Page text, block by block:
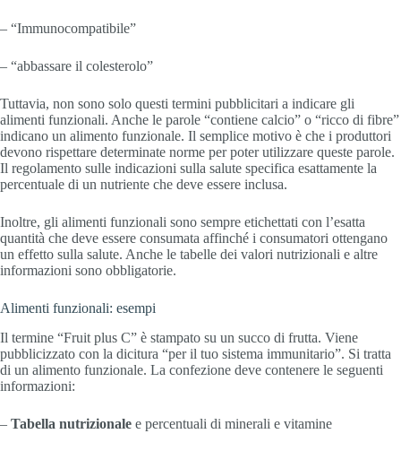
– “Immunocompatibile”
– “abbassare il colesterolo”
Tuttavia, non sono solo questi termini pubblicitari a indicare gli
alimenti funzionali. Anche le parole “contiene calcio” o “ricco di fibre”
indicano un alimento funzionale. Il semplice motivo è che i produttori
devono rispettare determinate norme per poter utilizzare queste parole.
Il regolamento sulle indicazioni sulla salute specifica esattamente la
percentuale di un nutriente che deve essere inclusa.
Inoltre, gli alimenti funzionali sono sempre etichettati con l’esatta
quantità che deve essere consumata affinché i consumatori ottengano
un effetto sulla salute. Anche le tabelle dei valori nutrizionali e altre
informazioni sono obbligatorie.
Alimenti funzionali: esempi
Il termine “Fruit plus C” è stampato su un succo di frutta. Viene
pubblicizzato con la dicitura “per il tuo sistema immunitario”. Si tratta
di un alimento funzionale. La confezione deve contenere le seguenti
informazioni:
– Tabella nutrizionale e percentuali di minerali e vitamine